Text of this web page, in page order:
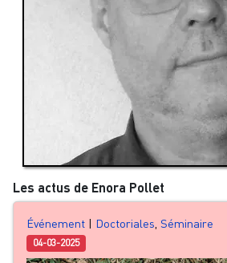
Les actus de Enora Pollet
Événement | Doctoriales Séminaire
04-03-2025